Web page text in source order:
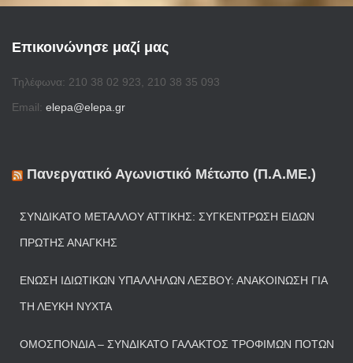
Επικοινώνησε μαζί μας
Τηλέφωνα: 210 38 02 923, 210 38 35 093
Email: elepa@elepa.gr
Πανεργατικό Αγωνιστικό Μέτωπο (Π.Α.ΜΕ.)
ΣΥΝΔΙΚΆΤΟ ΜΕΤΆΛΛΟΥ ΑΤΤΙΚΉΣ: ΣΥΓΚΈΝΤΡΩΣΗ ΕΙΔΏΝ
ΠΡΏΤΗΣ ΑΝΆΓΚΗΣ
ΈΝΩΣΗ ΙΔΙΩΤΙΚΏΝ ΥΠΑΛΛΉΛΩΝ ΛΈΣΒΟΥ: ΑΝΑΚΟΊΝΩΣΗ ΓΙΑ
ΤΗ ΛΕΥΚΉ ΝΎΧΤΑ
ΟΜΟΣΠΟΝΔΊΑ – ΣΥΝΔΙΚΆΤΟ ΓΆΛΑΚΤΟΣ ΤΡΟΦΊΜΩΝ ΠΟΤΏΝ